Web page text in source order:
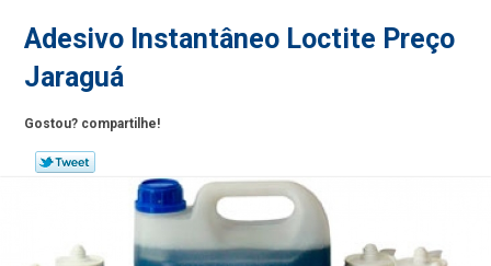
Adesivo Instantâneo Loctite Preço
Jaraguá
Gostou? compartilhe!